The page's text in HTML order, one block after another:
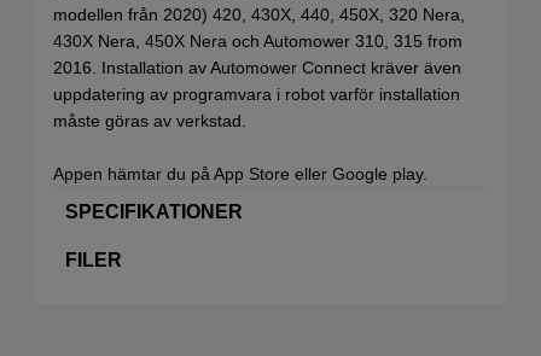
modellen från 2020) 420, 430X, 440, 450X, 320 Nera,
430X Nera, 450X Nera och Automower 310, 315 from
2016. Installation av Automower Connect kräver även
uppdatering av programvara i robot varför installation
måste göras av verkstad.
Appen hämtar du på App Store eller Google play.
SPECIFIKATIONER
FILER